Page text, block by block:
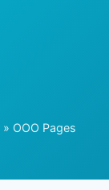
» ООО Pages